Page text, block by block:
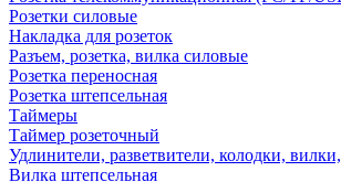
Розетки силовые
Накладка для розеток
Разъем, розетка, вилка силовые
Розетка переносная
Розетка штепсельная
Таймеры
Таймер розеточный
Удлинители, разветвители, колодки,
Вилка штепсельная